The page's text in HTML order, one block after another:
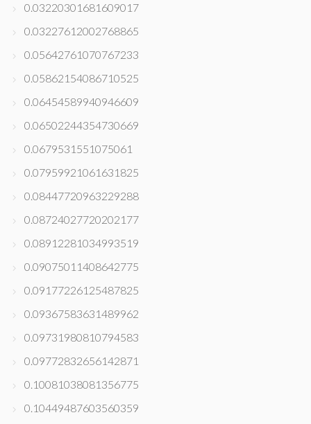
0.03220301681609017
0.03227612002768865
0.05642761070767233
0.05862154086710525
0.06454589940946609
0.06502244354730669
0.0679531551075061
0.07959921061631825
0.08447720963229288
0.08724027720202177
0.08912281034993519
0.09075011408642775
0.09177226125487825
0.09367583631489962
0.09731980810794583
0.09772832656142871
0.10081038081356775
0.10449487603560359